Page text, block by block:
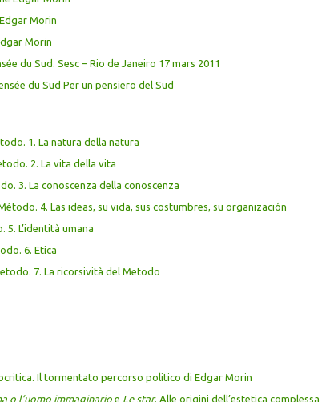
Morin
Morin
du Sud. Sesc – Rio de Janeiro 17 mars 2011
du Sud Per un pensiero del Sud
1. La natura della natura
2. La vita della vita
3. La conoscenza della conoscenza
4. Las ideas, su vida, sus costumbres, su organización
5. L’identità umana
6. Etica
7. La ricorsività del Metodo
Il tormentato percorso politico di Edgar Morin
o l’uomo immaginario e Le star. Alle origini dell’estetica complessa